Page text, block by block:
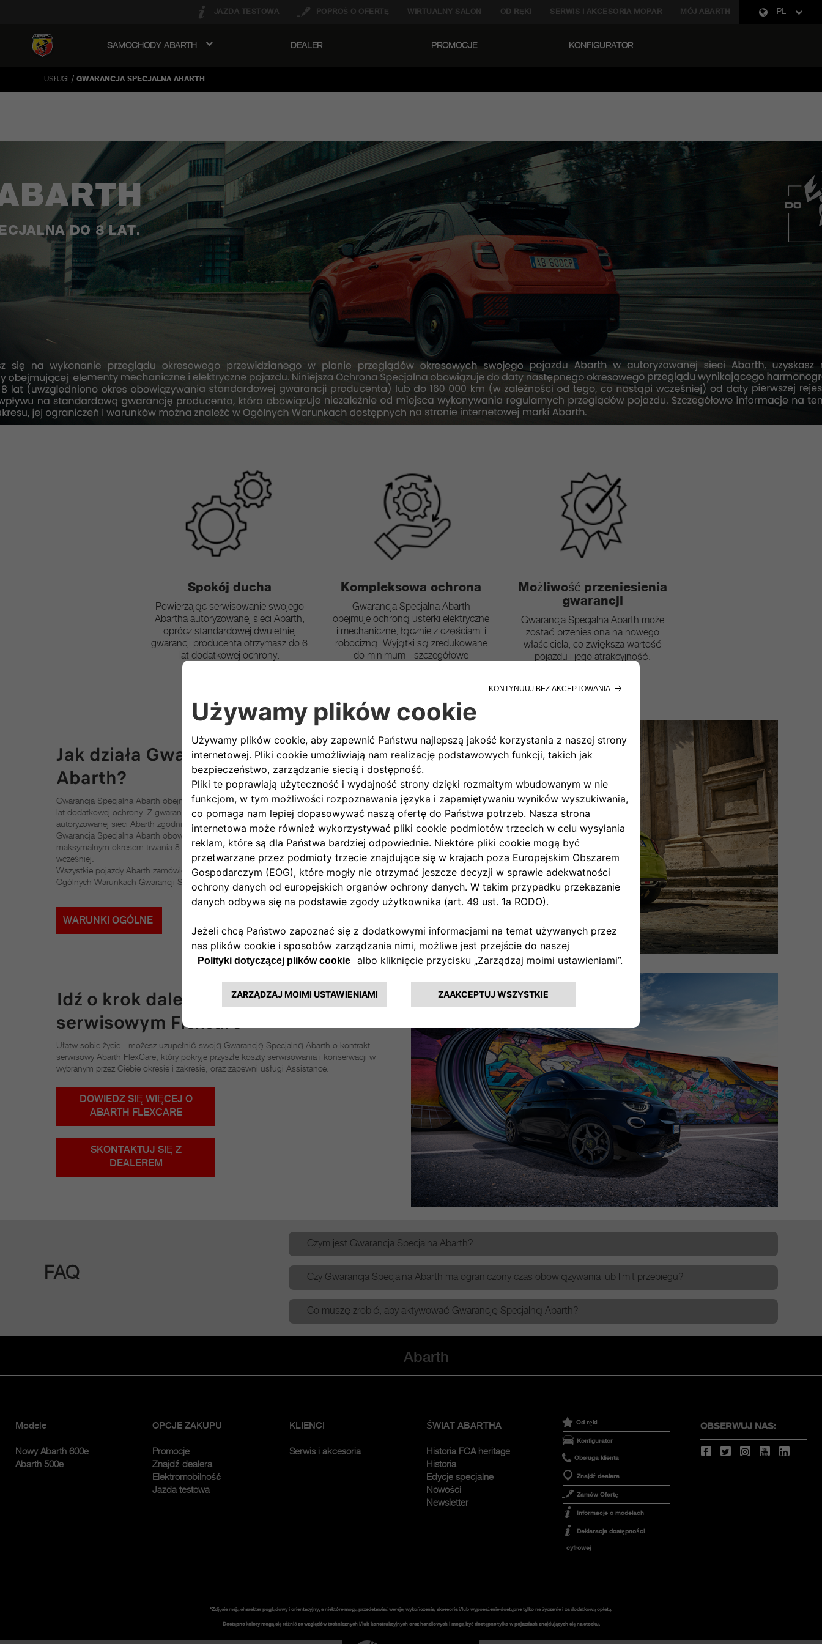
JAZDA TESTOWA POPROŚ O OFERTĘ WIRTUALNY SALON OD RĘKI SERWIS I AKCESORIA MOPAR MÓJ ABARTH PL
SAMOCHODY ABARTH DEALER PROMOCJE KONFIGURATOR
USŁUGI / GWARANCJA SPECJALNA ABARTH
Spokój ducha
Powierzając serwisowanie swojego
Abartha autoryzowanej sieci Abarth,
oprócz standardowej dwuletniej
gwarancji producenta otrzymasz do 6
lat dodatkowej ochrony.
Kompleksowa ochrona
Gwarancja Specjalna Abarth
obejmuje ochroną usterki elektryczne
i mechaniczne, łącznie z częściami i
robocizną. Wyjątki są zredukowane
do minimum - szczegółowe
Możliwość przeniesienia
gwarancji
Gwarancja Specjalna Abarth może
zostać przeniesiona na nowego
właściciela, co zwiększa wartość
pojazdu i jego atrakcyjność.
Jak działa Gwarancja Specjalna
Abarth?
Gwarancja Specjalna Abarth obejmuje 2 lata standardowej gwarancji producenta oraz do 6
lat dodatkowej ochrony. Z gwarancji można skorzystać, serwisując pojazd w
autoryzowanej sieci Abarth zgodnie z naszym harmonogramem przeglądów.
Gwarancja Specjalna Abarth obowiązuje do następnego zaplanowanego przeglądu, z
maksymalnym okresem trwania 8 lat lub 160 000 km, w zależności od tego, co nastąpi
wcześniej.
Wszystkie pojazdy Abarth zamówione od 1 lipca 2026 i spełniające zasady określone w
Ogólnych Warunkach Gwarancji Specjalnej Abarth, mogą być nią objęte.
WARUNKI OGÓLNE
Idź o krok dalej z kontraktem
serwisowym Flexcare
Ułatw sobie życie - możesz uzupełnić swoją Gwarancję Specjalną Abarth o kontrakt
serwisowy Abarth FlexCare, który pokryje przyszłe koszty serwisowania i konserwacji w
wybranym przez Ciebie okresie i zakresie, oraz zapewni usługi Assistance.
DOWIEDZ SIĘ WIĘCEJ O
ABARTH FLEXCARE
SKONTAKTUJ SIĘ Z
DEALEREM
FAQ
Czym jest Gwarancja Specjalna Abarth?​
Czy Gwarancja Specjalna Abarth ma ograniczony czas obowiązywania lub limit przebiegu?​
Co muszę zrobić, aby aktywować Gwarancję Specjalną Abarth?​
Abarth
Modele
Nowy Abarth 600e
Abarth 500e
OPCJE ZAKUPU
Promocje
Znajdź dealera
Elektromobilność
Jazda testowa
KLIENCI
Serwis i akcesoria
ŚWIAT ABARTHA
Historia FCA heritage
Historia
Edycje specjalne
Nowości
Newsletter
Od ręki
Konfigurator
Obsługa klienta
Znajdź dealera
Zamów Ofertę
Informacje o modelach
Deklaracja dostępności
cyfrowej
OBSERWUJ NAS:
*Zdjęcia mają charakter poglądowy i orientacyjny, a niektóre mogą przedstawiać wersje, wykończenia, akcesoria i/lub wyposażenie dostępne tylko na życzenie i za dodatkową opłatą.
Dostępne kolory mogą się różnić ze względów technicznych i/lub konstrukcyjnych oraz handlowych i mogą być dostępne tylko w pojazdach znajdujących się na stocku.